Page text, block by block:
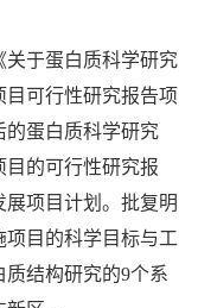
关于蛋白质科学研究
目可行性研究报告项
的蛋白质科学研究
目的可行性研究报
项目计划。批复明
目的科学目标与工
结构研究的9个系